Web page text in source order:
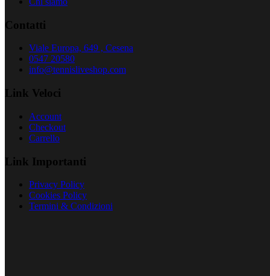
Contatti
Viale Europa, 649 , Cesena
0547 20580
info@tennisliveshop.com
Link Veloci
Account
Checkout
Carrello
Link Importanti
Privacy Policy
Cookies Policy
Termini & Condizioni